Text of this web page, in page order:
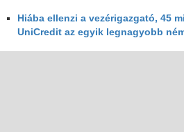
Hiába ellenzi a vezérigazgató, 45
UniCredit az egyik legnagyobb